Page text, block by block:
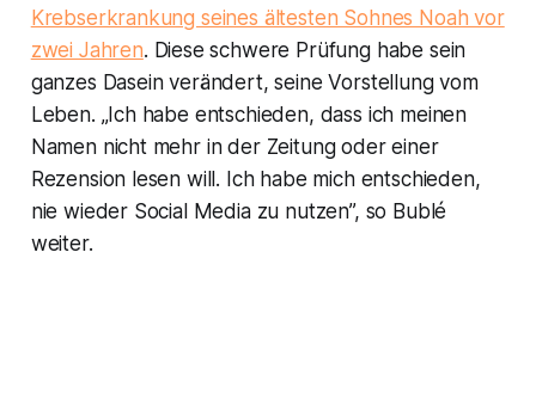
Krebserkrankung seines ältesten Sohnes Noah vor
zwei Jahren. Diese schwere Prüfung habe sein
ganzes Dasein verändert, seine Vorstellung vom
Leben. „Ich habe entschieden, dass ich meinen
Namen nicht mehr in der Zeitung oder einer
Rezension lesen will. Ich habe mich entschieden,
nie wieder Social Media zu nutzen”, so Bublé
weiter.